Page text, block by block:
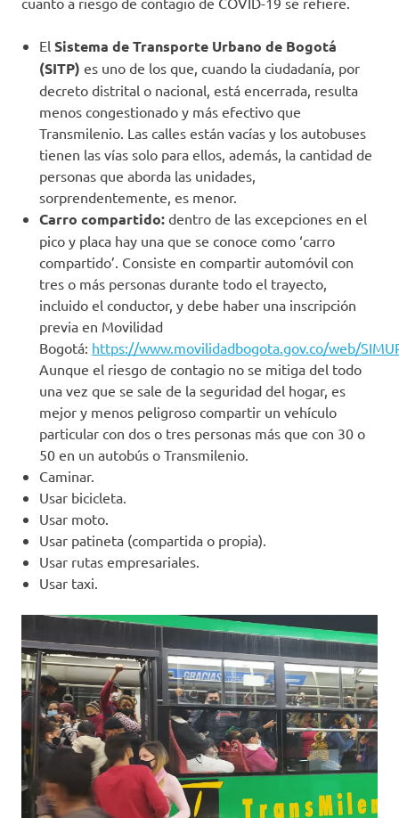
El Sistema de Transporte Urbano de Bogotá
(SITP) es uno de los que, cuando la ciudadanía, por
decreto distrital o nacional, está encerrada, resulta
menos congestionado y más efectivo que
Transmilenio. Las calles están vacías y los autobuses
tienen las vías solo para ellos, además, la cantidad de
personas que aborda las unidades,
sorprendentemente, es menor.
Carro compartido: dentro de las excepciones en el
pico y placa hay una que se conoce como ‘carro
compartido’. Consiste en compartir automóvil con
tres o más personas durante todo el trayecto,
incluido el conductor, y debe haber una inscripción
previa en Movilidad
Bogotá: https://www.movilidadbogota.gov.co/web/
Aunque el riesgo de contagio no se mitiga del todo
una vez que se sale de la seguridad del hogar, es
mejor y menos peligroso compartir un vehículo
particular con dos o tres personas más que con 30 o
50 en un autobús o Transmilenio.
Caminar.
Usar bicicleta.
Usar moto.
Usar patineta (compartida o propia).
Usar rutas empresariales.
Usar taxi.